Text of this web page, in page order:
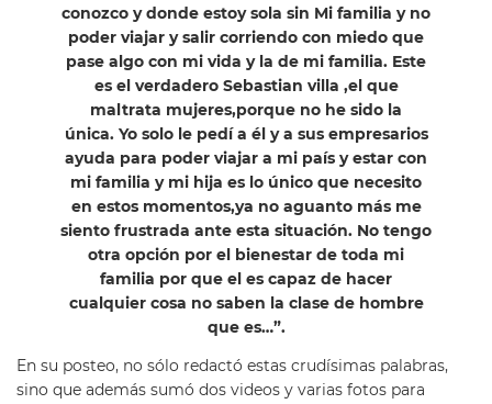
conozco y donde estoy sola sin Mi familia y no
poder viajar y salir corriendo con miedo que
pase algo con mi vida y la de mi familia. Este
es el verdadero Sebastian villa ,el que
maltrata mujeres,porque no he sido la
única. Yo solo le pedí a él y a sus empresarios
ayuda para poder viajar a mi país y estar con
mi familia y mi hija es lo único que necesito
en estos momentos,ya no aguanto más me
siento frustrada ante esta situación. No tengo
otra opción por el bienestar de toda mi
familia por que el es capaz de hacer
cualquier cosa no saben la clase de hombre
que es…”.
En su posteo, no sólo redactó estas crudísimas palabras,
sino que además sumó dos videos y varias fotos para